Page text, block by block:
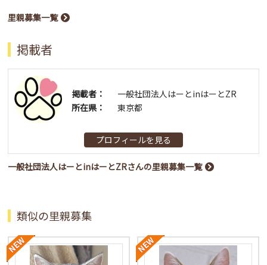
里親募集一覧
掲載者
掲載者：
一般社団法人はーとinはーとZR
所在県：
東京都
プロフィールを見る
一般社団法人はーとinはーとZRさんの里親募集一覧
類似の里親募集